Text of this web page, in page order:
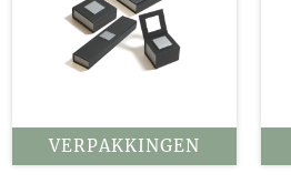
VERPAKKINGEN